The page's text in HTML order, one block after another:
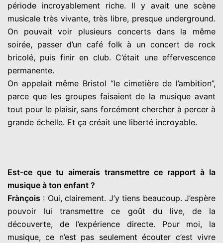
période incroyablement riche. Il y avait une scène
musicale très vivante, très libre, presque underground.
On pouvait voir plusieurs concerts dans la même
soirée, passer d’un café folk à un concert de rock
bricolé, puis finir en club. C’était une effervescence
permanente.
On appelait même Bristol “le cimetière de l’ambition”,
parce que les groupes faisaient de la musique avant
tout pour le plaisir, sans forcément chercher à percer à
grande échelle. Et ça créait une liberté incroyable.
Est-ce que tu aimerais transmettre ce rapport à la
musique à ton enfant ?
Frànçois : Oui, clairement. J’y tiens beaucoup. J’espère
pouvoir lui transmettre ce goût du live, de la
découverte, de l’expérience directe. Pour moi, la
musique, ce n’est pas seulement écouter c’est vivre